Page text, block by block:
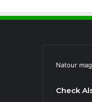
Natour
Check